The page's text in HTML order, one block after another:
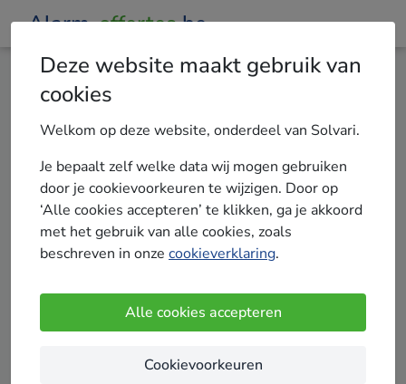
Deze website maakt gebruik van
cookies
Welkom op deze website, onderdeel van Solvari.
Je bepaalt zelf welke data wij mogen gebruiken
door je cookievoorkeuren te wijzigen. Door op
‘Alle cookies accepteren’ te klikken, ga je akkoord
met het gebruik van alle cookies, zoals
beschreven in onze cookieverklaring.
Alle cookies accepteren
Cookievoorkeuren
Alarm-offertes.be
Privacyverklaring & disclaimer
Deze Privacyverklaring van Solvari B.V. (hierna
Solvari of wij) heeft betrekking op het
verwerken van persoonsgegevens van
personen die een offerteaanvraag indienen,
achterlaten, zich abonneren op onze
nieuwsbrief of contact met ons opnemen
Deze Privacyverklaring biedt informatie over de